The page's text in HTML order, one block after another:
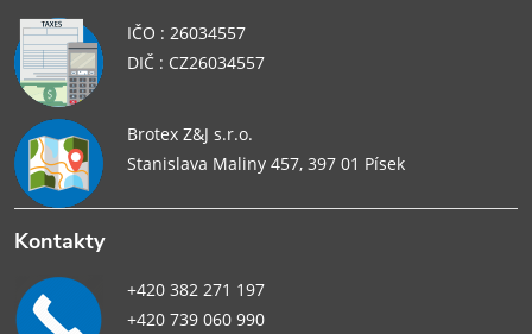
IČO : 26034557
DIČ : CZ26034557
Brotex Z&J s.r.o.
Stanislava Maliny 457, 397 01 Písek
Kontakty
+420 382 271 197
+420 739 060 990